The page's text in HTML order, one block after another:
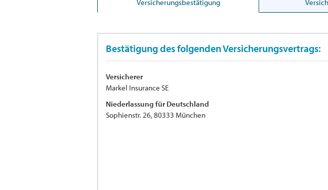
Versicherungsbestätigung
Bestätigung des folgenden Versicherungsvertrags:
Versicherer
Markel Insurance SE
Niederlassung für Deutschland
Sophienstr. 26, 80333 München